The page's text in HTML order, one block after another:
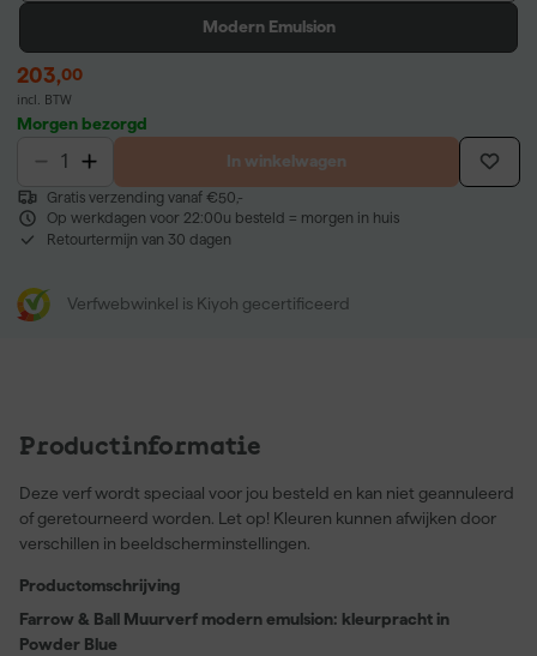
Modern Emulsion
203,00
incl. BTW
Morgen bezorgd
In winkelwagen
Gratis verzending vanaf €50,-
Op werkdagen voor 22:00u besteld = morgen in huis
Retourtermijn van 30 dagen
Verfwebwinkel is Kiyoh gecertificeerd
Productinformatie
Deze verf wordt speciaal voor jou besteld en kan niet geannuleerd
of geretourneerd worden. Let op! Kleuren kunnen afwijken door
verschillen in beeldscherminstellingen.
Productomschrijving
Farrow & Ball Muurverf modern emulsion: kleurpracht in
Powder Blue